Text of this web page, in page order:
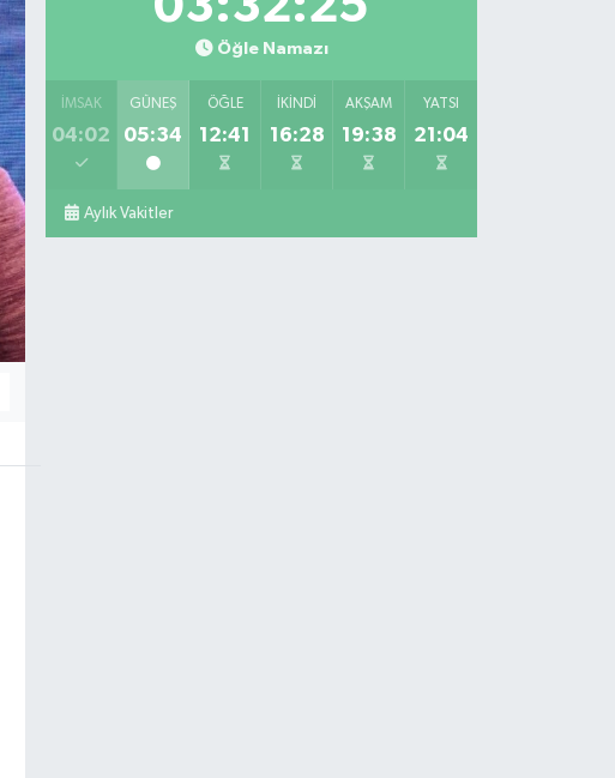
Öğle Namazı
İMSAK
04:02
GÜNEŞ
05:34
ÖĞLE
12:41
İKINDI
16:28
AKŞAM
19:38
YATSI
21:04
Aylık Vakitler